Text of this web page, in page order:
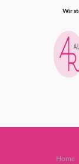
Wir
Home